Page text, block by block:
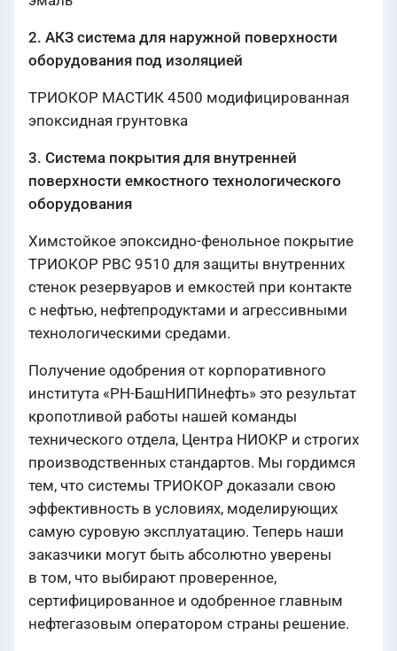
2. АКЗ система для наружной поверхности
оборудования под изоляцией
ТРИОКОР МАСТИК 4500 модифицированная
эпоксидная грунтовка
3. Система покрытия для внутренней
поверхности емкостного технологического
оборудования
Химстойкое эпоксидно-фенольное покрытие
ТРИОКОР РВС 9510 для защиты внутренних
стенок резервуаров и емкостей при контакте
с нефтью, нефтепродуктами и агрессивными
технологическими средами.
Получение одобрения от корпоративного
института «РН-БашНИПИнефть» это результат
кропотливой работы нашей команды
технического отдела, Центра НИОКР и строгих
производственных стандартов. Мы гордимся
тем, что системы ТРИОКОР доказали свою
эффективность в условиях, моделирующих
самую суровую эксплуатацию. Теперь наши
заказчики могут быть абсолютно уверены
в том, что выбирают проверенное,
сертифицированное и одобренное главным
нефтегазовым оператором страны решение.